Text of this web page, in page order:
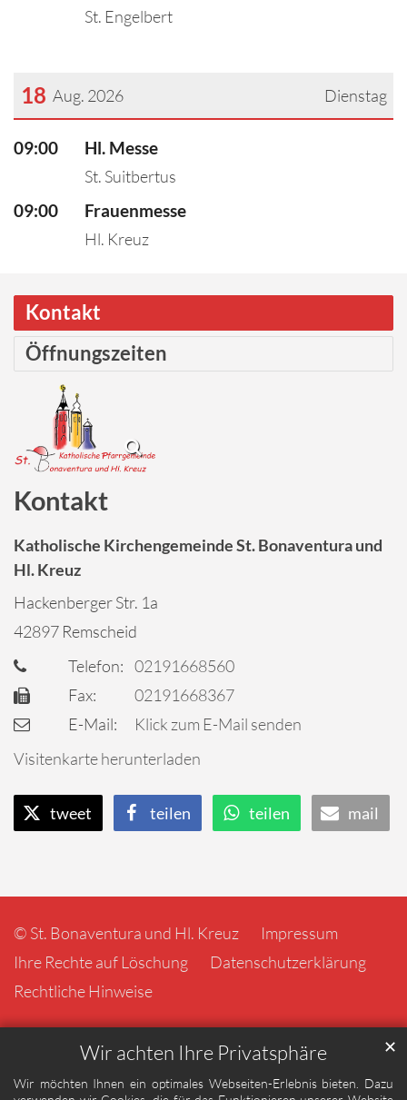
Wir achten Ihre Privatsphäre
Wir möchten Ihnen ein optimales Webseiten-Erlebnis bieten. Dazu
✕
St. Engelbert
Dienstag
18 Aug. 2026
???msg.page.sr.date??? 18. August 2026
09:00 Hl. Messe
St. Suitbertus
09:00 Frauenmesse
Hl. Kreuz
Kontakt
Öffnungszeiten
Kontakt
Katholische Kirchengemeinde St. Bonaventura und
Hl. Kreuz
Hackenberger Str. 1a
42897 Remscheid
Telefon: 02191668560
Fax:
02191668367
E-Mail:
Klick zum E-Mail senden
Visitenkarte herunterladen
tweet teilen teilen mail
© St. Bonaventura und Hl. Kreuz
Impressum
Ihre Rechte auf Löschung
Datenschutzerklärung
Rechtliche Hinweise